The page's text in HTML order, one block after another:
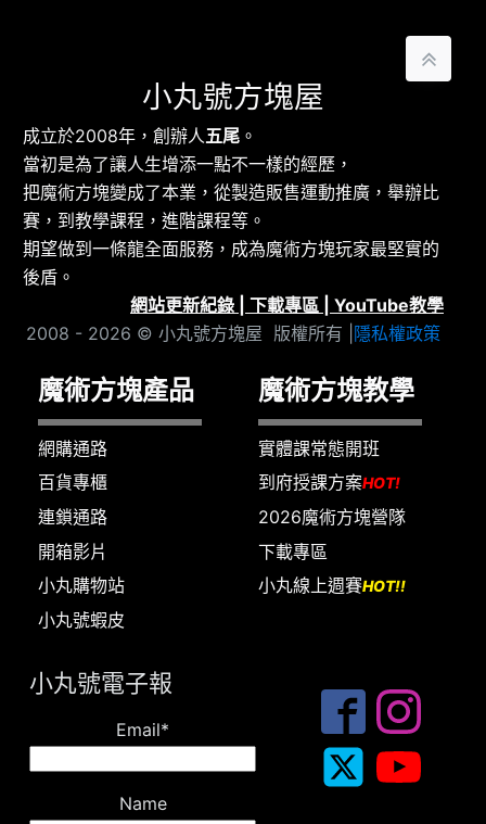
小丸號方塊屋
成立於2008年，創辦人五尾 。
當初是為了讓人生增添一點不一樣的經歷，
把魔術方塊變成了本業，從製造販售運動推廣，舉辦比
賽，到教學課程，進階課程等。
期望做到一條龍全面服務，成為魔術方塊玩家最堅實的
後盾。
網站更新紀錄
下載專區
YouTube教學
2008 - 2026 © 小丸號方塊屋 版權所有 | 隱私權政策
魔術方塊產品
網購通路
百貨專櫃
連鎖通路
開箱影片
小丸購物站
小丸號蝦皮
魔術方塊教學
實體課常態開班
到府授課方案HOT!
2026魔術方塊營隊
下載專區
小丸線上週賽HOT!!
小丸號電子報
Email*
Name